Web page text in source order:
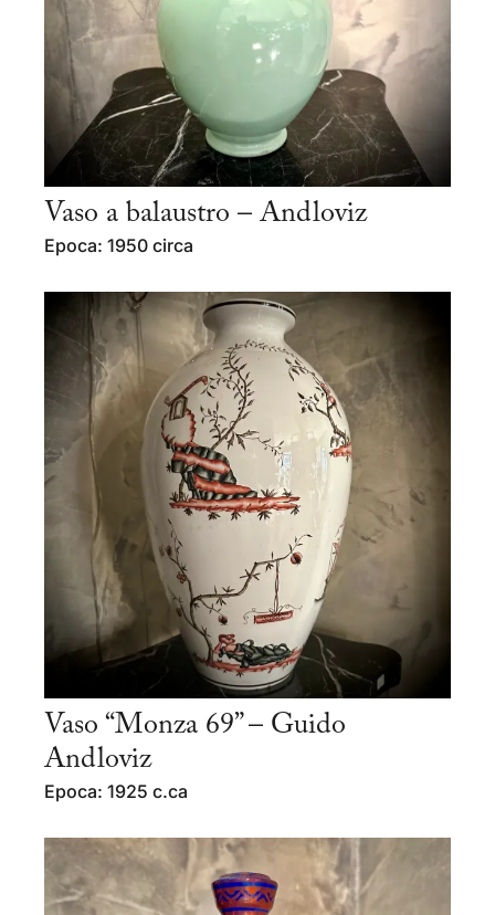
Vaso a balaustro – Andloviz
Epoca: 1950 circa
Vaso “Monza 69” – Guido
Andloviz
Epoca: 1925 c.ca